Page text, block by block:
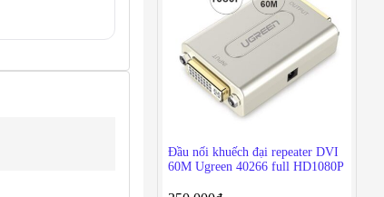
Đầu nối khuếch đại repeater DVI
60M Ugreen 40266 full HD1080P